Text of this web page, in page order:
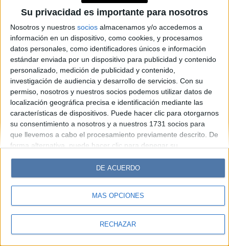
Su privacidad es importante para nosotros
Nosotros y nuestros socios almacenamos y/o accedemos a
información en un dispositivo, como cookies, y procesamos
datos personales, como identificadores únicos e información
estándar enviada por un dispositivo para publicidad y contenido
personalizado, medición de publicidad y contenido,
investigación de audiencia y desarrollo de servicios. Con su
permiso, nosotros y nuestros socios podemos utilizar datos de
localización geográfica precisa e identificación mediante las
características de dispositivos. Puede hacer clic para otorgarnos
su consentimiento a nosotros y a nuestros 1731 socios para
que llevemos a cabo el procesamiento previamente descrito. De
forma alternativa, puede hacer clic para denegar su
cambiar sus preferencias antes de otorgar su consentimiento.
Tenga en cuenta que algún procesamiento de sus datos
personales puede no requerir de su consentimiento, pero usted
tiene el derecho de rechazar tal procesamiento. Sus
sus preferencias o retirar su consentimiento en cualquier
MÁS OPCIONES
RECHAZAR
DE ACUERDO
Look
Luz Mía Lunateen Break BATimes
© Perfil.com 2006-2019 - Todos los derechos reservados
Registro de Propiedad Intelectual: Nro. 5346433